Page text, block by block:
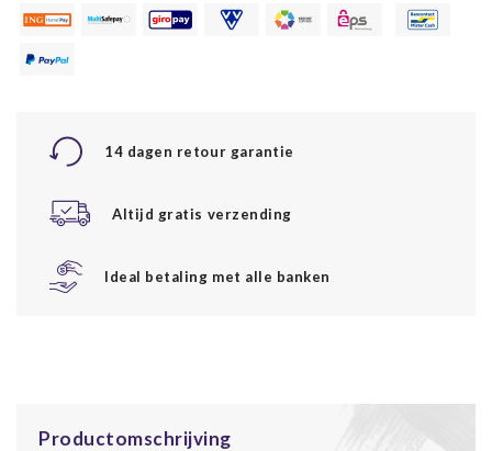
14 dagen retour garantie
Altijd gratis verzending
Ideal betaling met alle banken
Productomschrijving